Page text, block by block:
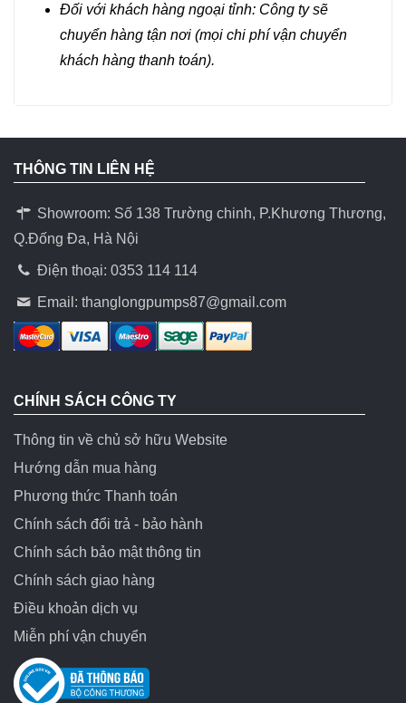
Đối với khách hàng ngoại tỉnh: Công ty sẽ
chuyển hàng tận nơi (mọi chi phí vận chuyển
khách hàng thanh toán).
THÔNG TIN LIÊN HỆ
Showroom: Số 138 Trường chinh, P.Khương Thương,
Q.Đống Đa, Hà Nội
Điện thoại: 0353 114 114
Email:thanglongpumps87@gmail.com
CHÍNH SÁCH CÔNG TY
Thông tin về chủ sở hữu Website
Hướng dẫn mua hàng
Phương thức Thanh toán
Chính sách đổi trả - bảo hành
Chính sách bảo mật thông tin
Chính sách giao hàng
Điều khoản dịch vụ
Miễn phí vận chuyển